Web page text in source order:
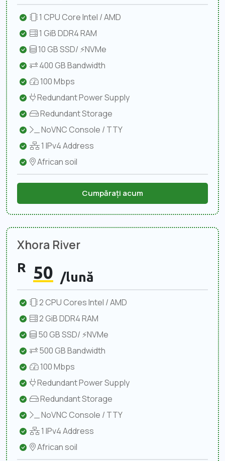
1 CPU Core Intel / AMD
1 GiB DDR4 RAM
10 GB SSD/ ⚡NVMe
400 GB Bandwidth
100 Mbps
Redundant Power Supply
Redundant Storage
NoVNC Console / TTY
1 IPv4 Address
African soil
Cumpărați acum
Xhora River
R 50 /lună
2 CPU Cores Intel / AMD
2 GiB DDR4 RAM
50 GB SSD/ ⚡NVMe
500 GB Bandwidth
100 Mbps
Redundant Power Supply
Redundant Storage
NoVNC Console / TTY
1 IPv4 Address
African soil